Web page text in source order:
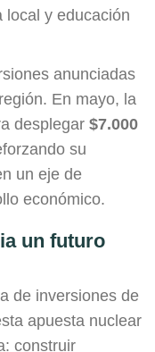
local y educación
anunciadas
En mayo, la
desplegar $7.000
su
un eje de
económico.
un futuro
de inversiones de
apuesta nuclear
construir